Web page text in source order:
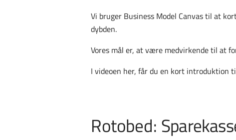
Vi bruger Business Model Canvas til at
dybden.
Vores mål er, at være medvirkende til at
I videoen her, får du en kort introduktion
Rotobed: